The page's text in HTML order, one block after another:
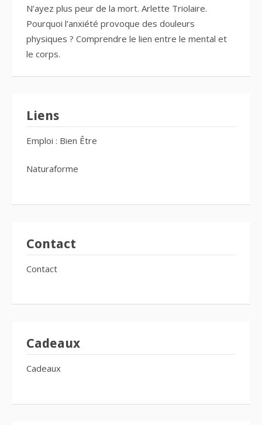
N’ayez plus peur de la mort. Arlette Triolaire.
Pourquoi l’anxiété provoque des douleurs
physiques ? Comprendre le lien entre le mental et
le corps.
Liens
Emploi : Bien Être
Naturaforme
Contact
Contact
Cadeaux
Cadeaux